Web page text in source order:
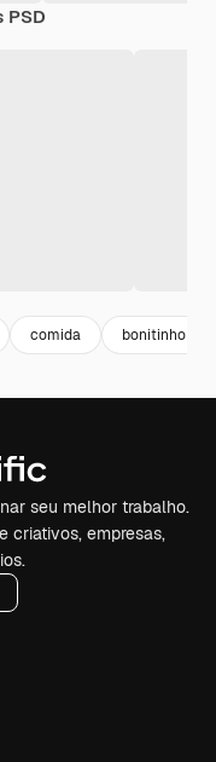
PSD
comida bonitinho
seu melhor trabalho.
criativos, empresas,